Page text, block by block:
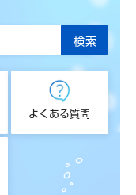
よくある質問